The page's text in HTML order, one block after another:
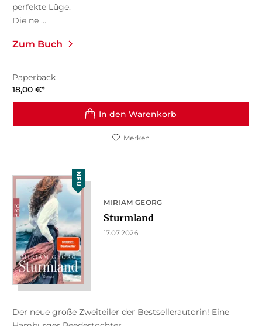
perfekte Lüge.
Die ne ...
Zum Buch
Paperback
18,00 €*
In den Warenkorb
Merken
NEU
MIRIAM GEORG
Sturmland
17.07.2026
Der neue große Zweiteiler der Bestsellerautorin! Eine